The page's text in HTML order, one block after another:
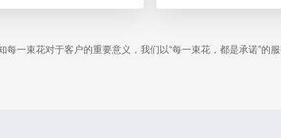
一束花对于客户的重要意义，我们以“每一束花，都是承诺”